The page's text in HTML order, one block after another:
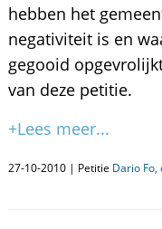
hebben het
negativiteit is en
gegooid
van deze petitie.
+Lees meer...
27-10-2010 | Petitie Dario